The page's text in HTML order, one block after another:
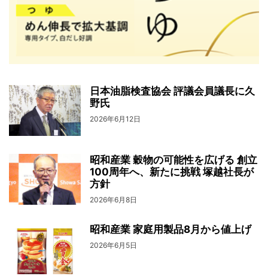
日本油脂検査協会 評議会員議長に久
野氏
2026年6月12日
昭和産業 穀物の可能性を広げる 創立
100周年へ、新たに挑戦 塚越社長が
方針
2026年6月8日
昭和産業 家庭用製品8月から値上げ
2026年6月5日